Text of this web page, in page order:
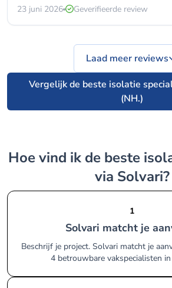
23 juni 2026 Geverifieerde review
Vergelijk de beste isolatie
(NH.)
Laad meer reviews
Hoe vind ik de beste isolatie specialist
via Solvari?
1
Solvari matcht je
Beschrijf je project. Solvari matcht je
4 betrouwbare vakspecialisten